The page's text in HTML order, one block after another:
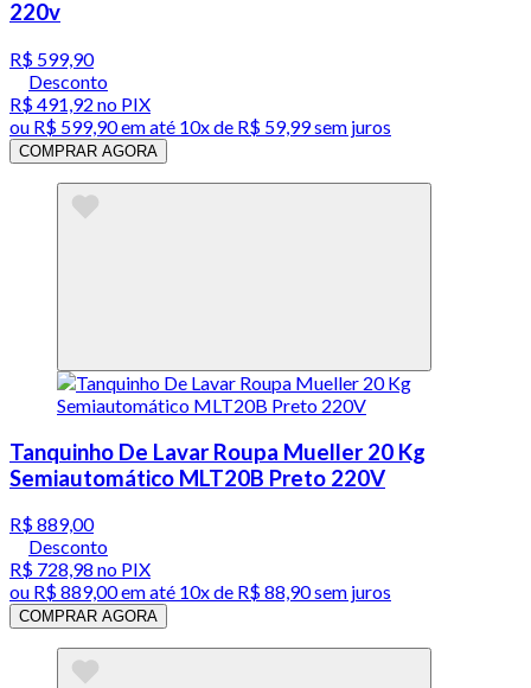
220v
R$ 599,90
Desconto
R$ 491,92 no PIX
ou R$ 599,90em até 10x de R$ 59,99 sem juros
COMPRAR AGORA
Tanquinho De Lavar Roupa Mueller 20 Kg
Semiautomático MLT20B Preto 220V
R$ 889,00
Desconto
R$ 728,98 no PIX
ou R$ 889,00em até 10x de R$ 88,90 sem juros
COMPRAR AGORA